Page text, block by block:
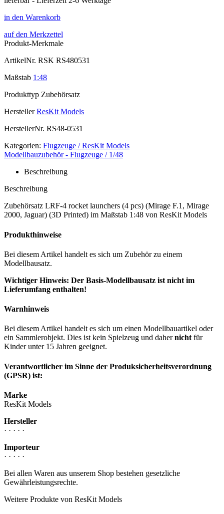
in den Warenkorb
auf den Merkzettel
Produkt-Merkmale
ArtikelNr. RSK RS480531
Maßstab 1:48
Produkttyp Zubehörsatz
Hersteller ResKit Models
HerstellerNr. RS48-0531
Kategorien: Flugzeuge / ResKit Models
Modellbauzubehör - Flugzeuge / 1/48
Beschreibung
Beschreibung
Zubehörsatz LRF-4 rocket launchers (4 pcs) (Mirage F.1, Mirage
2000, Jaguar) (3D Printed) im Maßstab 1:48 von ResKit Models
Produkthinweise
Bei diesem Artikel handelt es sich um Zubehör zu einem
Modellbausatz.
Wichtiger Hinweis: Der Basis-Modellbausatz ist nicht im
Lieferumfang enthalten!
Warnhinweis
Bei diesem Artikel handelt es sich um einen Modellbauartikel oder
ein Sammlerobjekt. Dies ist kein Spielzeug und dahernicht für
Kinder unter 15 Jahren geeignet.
Verantwortlicher im Sinne der Produksicherheitsverordnung
(GPSR) ist:
Marke
ResKit Models
Hersteller
· · · · ·
Importeur
· · · · ·
Bei allen Waren aus unserem Shop bestehen gesetzliche
Gewährleistungsrechte.
Weitere Produkte von ResKit Models